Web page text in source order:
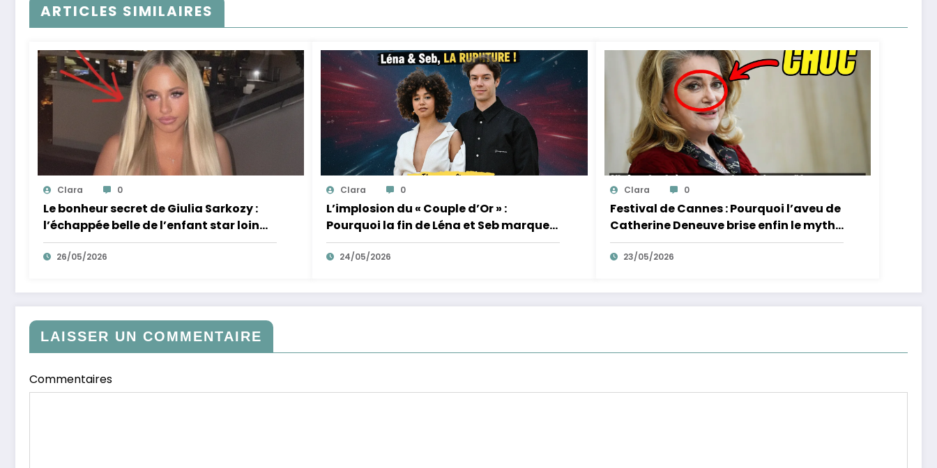
ARTICLES SIMILAIRES
Clara 0
Le bonheur secret de Giulia Sarkozy :
l’échappée belle de l’enfant star loin
des tumultes familiaux.
26/05/2026
Clara 0
L’implosion du « Couple d’Or » :
Pourquoi la fin de Léna et Seb marque
la fin de l’innocence sur YouTube
24/05/2026
Clara 0
Festival de Cannes : Pourquoi l’aveu de
Catherine Deneuve brise enfin le mythe
de la Croisette
23/05/2026
LAISSER UN COMMENTAIRE
Commentaires